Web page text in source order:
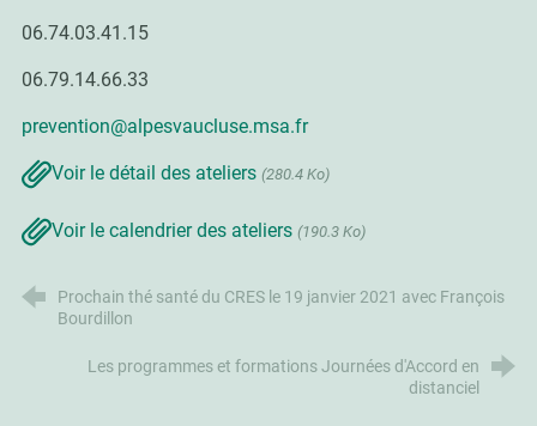
06.74.03.41.15
06.79.14.66.33
prevention@alpesvaucluse.msa.fr
Voir le détail des ateliers (280.4 Ko)
Voir le calendrier des ateliers (190.3 Ko)
Prochain thé santé du CRES le 19 janvier 2021 avec François
Bourdillon
Les programmes et formations Journées d'Accord en
distanciel